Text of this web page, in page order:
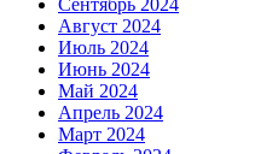
Август 2024
Июль 2024
Июнь 2024
Май 2024
Апрель 2024
Март 2024